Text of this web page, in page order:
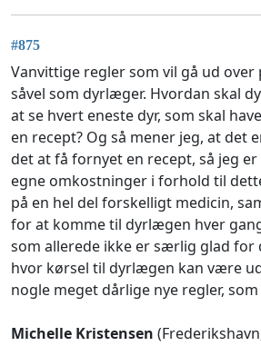
#875
Vanvittige regler som vil gå ud over
såvel som dyrlæger. Hvordan skal
at se hvert eneste dyr, som skal
en recept? Og så mener jeg, at det
det at få fornyet en recept, så jeg
egne omkostninger i forhold til
på en hel del forskelligt medicin,
for at komme til dyrlægen hver
som allerede ikke er særlig glad for
hvor kørsel til dyrlægen kan være
nogle meget dårlige nye regler,
Michelle Kristensen